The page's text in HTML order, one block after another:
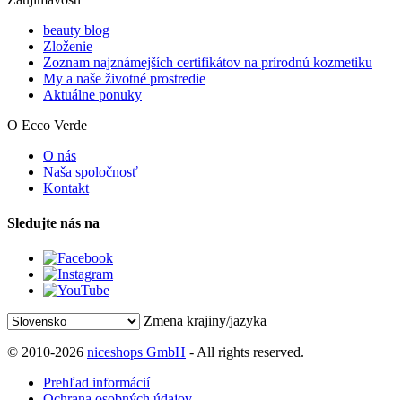
beauty blog
Zloženie
Zoznam najznámejších certifikátov na prírodnú kozmetiku
My a naše životné prostredie
Aktuálne ponuky
O Ecco Verde
O nás
Naša spoločnosť
Kontakt
Sledujte nás na
Zmena krajiny/jazyka
© 2010-2026 niceshops GmbH - All rights reserved.
Prehľad informácií